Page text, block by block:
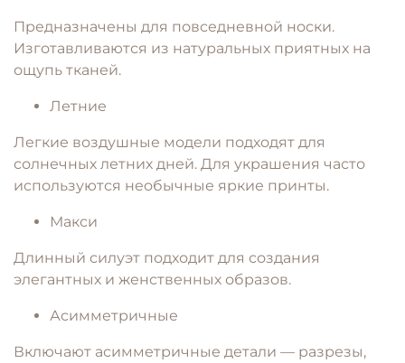
Предназначены для повседневной носки.
Изготавливаются из натуральных приятных на
ощупь тканей.
Летние
Легкие воздушные модели подходят для
солнечных летних дней. Для украшения часто
используются необычные яркие принты.
Макси
Длинный силуэт подходит для создания
элегантных и женственных образов.
Асимметричные
Включают асимметричные детали — разрезы,